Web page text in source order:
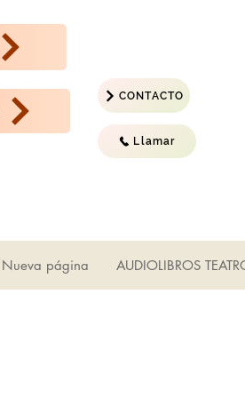
Llamar
CONTACTO
Nueva página AUDIOLIBROS